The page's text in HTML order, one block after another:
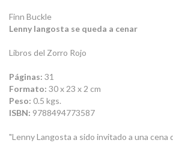
Finn Buckle
Lenny langosta se queda a cenar
Libros del Zorro Rojo
Páginas: 31
Formato: 30 x 23 x 2 cm
Peso: 0.5 kgs.
ISBN: 9788494773587
"Lenny Langosta a sido invitado a una cena